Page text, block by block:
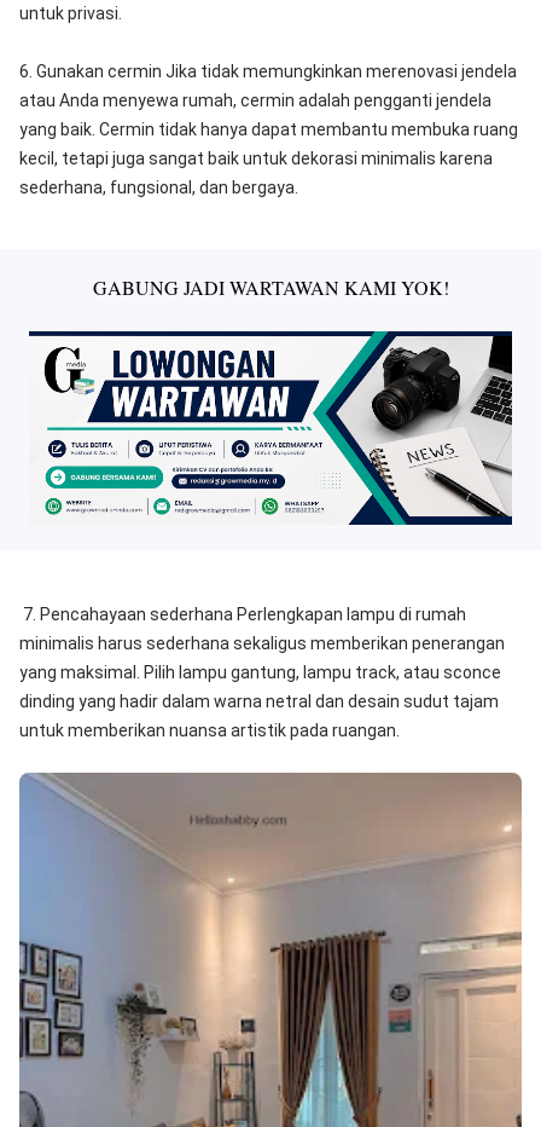
untuk privasi.
6. Gunakan cermin Jika tidak memungkinkan merenovasi jendela
atau Anda menyewa rumah, cermin adalah pengganti jendela
yang baik. Cermin tidak hanya dapat membantu membuka ruang
kecil, tetapi juga sangat baik untuk dekorasi minimalis karena
sederhana, fungsional, dan bergaya.
GABUNG JADI WARTAWAN KAMI YOK!
7. Pencahayaan sederhana Perlengkapan lampu di rumah
minimalis harus sederhana sekaligus memberikan penerangan
yang maksimal. Pilih lampu gantung, lampu track, atau sconce
dinding yang hadir dalam warna netral dan desain sudut tajam
untuk memberikan nuansa artistik pada ruangan.